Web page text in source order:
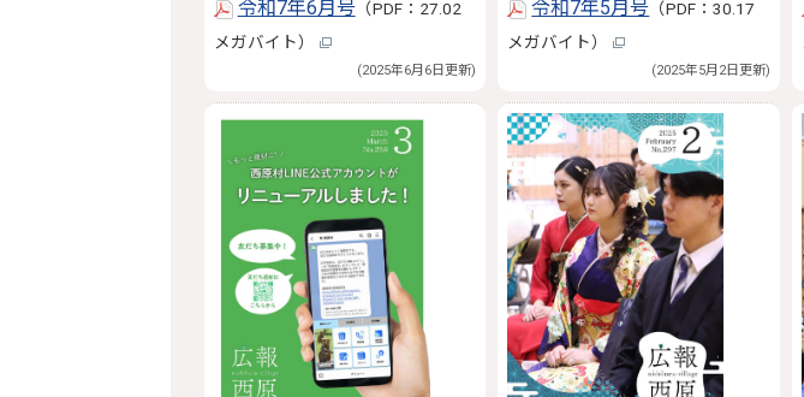
令和7年6月号（PDF：27.02
メガバイト）
(2025年6月6日更新)
令和7年5月号 （PDF：30.17
メガバイト）
(2025年5月2日更新)